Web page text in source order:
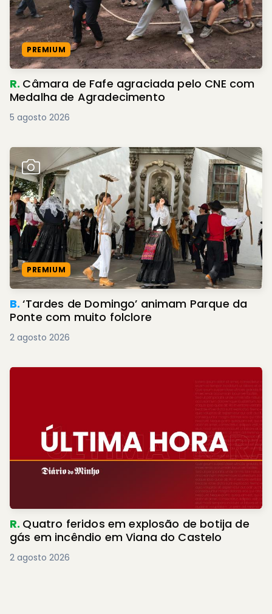
PREMIUM
R. Câmara de Fafe agraciada pelo CNE com
Medalha de Agradecimento
5 agosto 2026
PREMIUM
B.‘Tardes de Domingo’ animam Parque da
Ponte com muito folclore
2 agosto 2026
R. Quatro feridos em explosão de botija de
gás em incêndio em Viana do Castelo
2 agosto 2026